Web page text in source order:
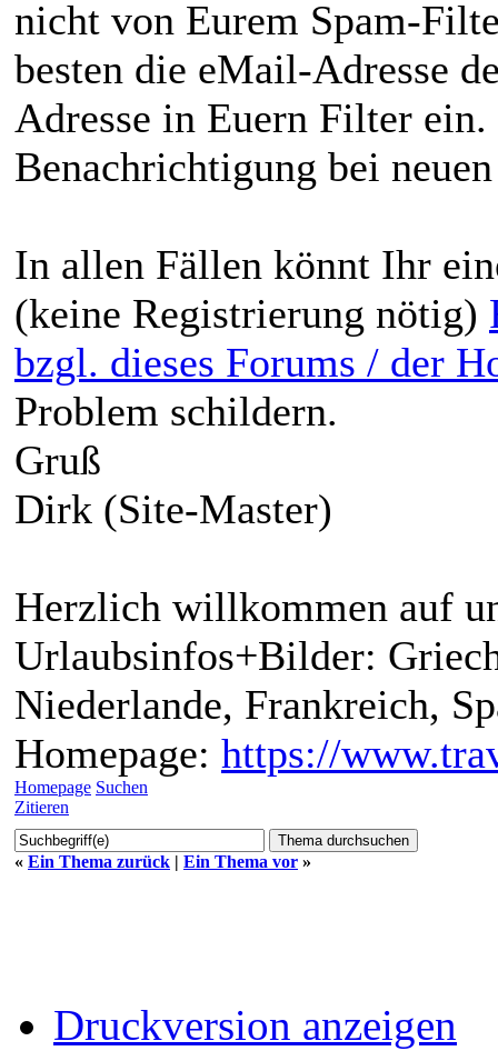
nicht von Eurem Spam-
besten die eMail-Adresse
Adresse in Euern Filter
Benachrichtigung bei
In allen Fällen könnt Ihr
(keine Registrierung nötig)
bzgl. dieses Forums / der
Problem schildern.
Gruß
Dirk (Site-Master)
Herzlich willkommen auf
Urlaubsinfos+Bilder:
Niederlande, Frankreich,
Homepage: https://
Homepage Suchen
Zitieren
« Ein Thema zurück | Ein Thema vor »
Druckversion anzeigen